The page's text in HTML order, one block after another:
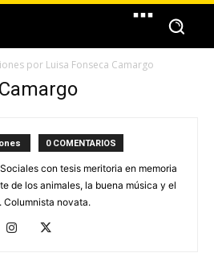
por Luisa Fonseca Camargo
0 COMENTARIOS
con tesis meritoria en memoria
de los animales, la buena música y el
Columnista novata.